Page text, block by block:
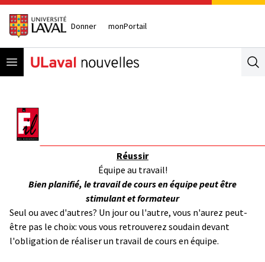
Donner monPortail
Open menu
Réussir
Équipe au travail!
Bien planifié, le travail de cours en équipe peut être
stimulant et formateur
Seul ou avec d'autres? Un jour ou l'autre, vous n'aurez peut-
être pas le choix: vous vous retrouverez soudain devant
l'obligation de réaliser un travail de cours en équipe.